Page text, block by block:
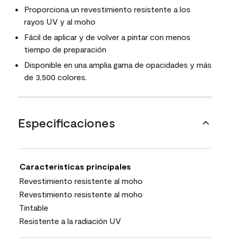
Proporciona un revestimiento resistente a los
rayos UV y al moho
Fácil de aplicar y de volver a pintar con menos
tiempo de preparación
Disponible en una amplia gama de opacidades y más
de 3,500 colores.
Especificaciones
Características principales
Revestimiento resistente al moho
Revestimiento resistente al moho
Tintable
Resistente a la radiación UV